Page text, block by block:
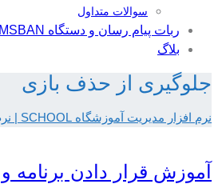
سوالات متداول
ربات پیام رسان و دستگاه SMSBAN
بلاگ
جلوگیری از حذف بازی
نرم افزار مدیریت آموزشگاه SCHOOL | نرم افزار ثبت نام آموزشگاه ها
آموزش قرار دادن